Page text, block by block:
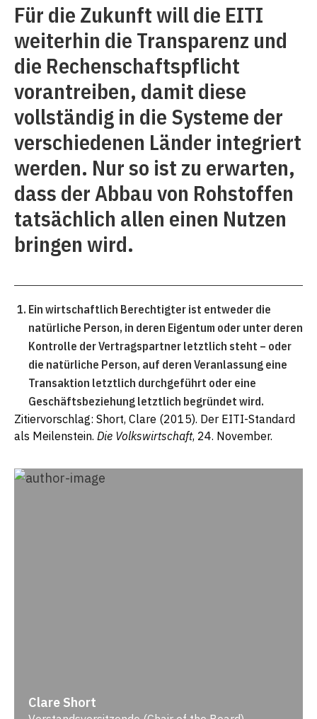
Für die Zukunft will die EITI
weiterhin die Transparenz und
die Rechenschaftspflicht
vorantreiben, damit diese
vollständig in die Systeme der
verschiedenen Länder integriert
werden. Nur so ist zu erwarten,
dass der Abbau von Rohstoffen
tatsächlich allen einen Nutzen
bringen wird.
Ein wirtschaftlich Berechtigter ist entweder die
natürliche Person, in deren Eigentum oder unter deren
Kontrolle der Vertragspartner letztlich steht – oder
die natürliche Person, auf deren Veranlassung eine
Transaktion letztlich durchgeführt oder eine
Geschäftsbeziehung letztlich begründet wird.
Zitiervorschlag: Short, Clare (2015). Der EITI-Standard
als Meilenstein. Die Volkswirtschaft, 24. November.
Clare Short